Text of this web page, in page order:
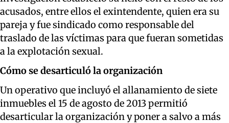
acusados, entre ellos el exintendente, quien era su
pareja y fue sindicado como responsable del
traslado de las víctimas para que fueran sometidas
a la explotación sexual.
Cómo se desarticuló la organización
Un operativo que incluyó el allanamiento de siete
inmuebles el 15 de agosto de 2013 permitió
desarticular la organización y poner a salvo a más